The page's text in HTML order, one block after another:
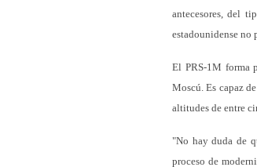
antecesores, del
estadounidense no
El PRS-1M forma
Moscú. Es capaz
altitudes de entre
"No hay duda de
proceso de